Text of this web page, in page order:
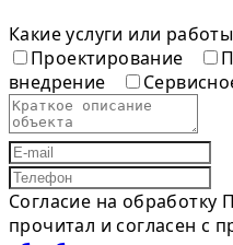
Какие услуги или
Проектирование
внедрение
Согласие на обработку
прочитал и согласен с